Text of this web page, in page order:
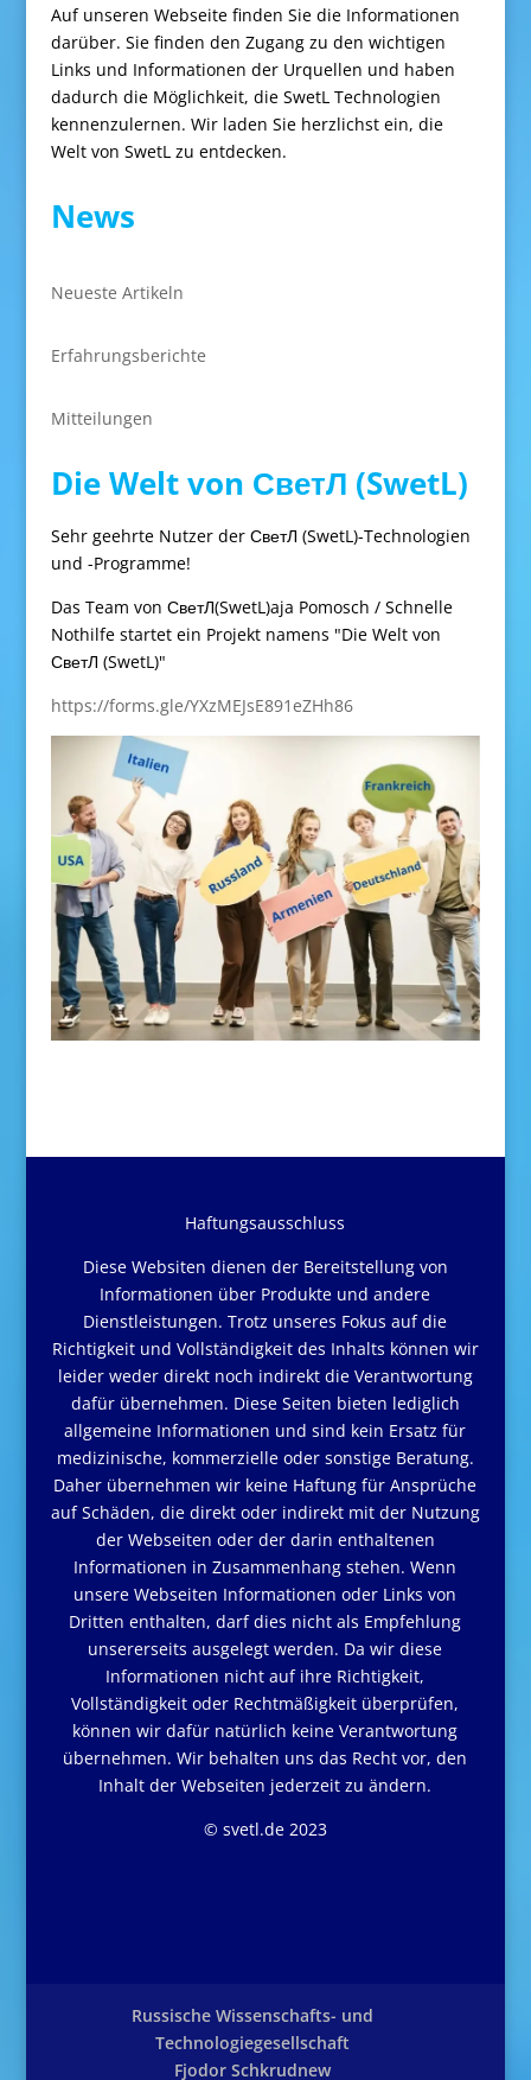
Auf unseren Webseite finden Sie die Informationen
darüber. Sie finden den Zugang zu den wichtigen
Links und Informationen der Urquellen und haben
dadurch die Möglichkeit, die SwetL Technologien
kennenzulernen. Wir laden Sie herzlichst ein, die
Welt von SwetL zu entdecken.
News
Neueste Artikeln
Erfahrungsberichte
Mitteilungen
Die Welt von СветЛ (SwetL)
Sehr geehrte Nutzer der СветЛ (SwetL)-Technologien
und -Programme!
Das Team von СветЛ(SwetL)aja Pomosch / Schnelle
Nothilfe startet ein Projekt namens "Die Welt von
СветЛ (SwetL)"
https://forms.gle/YXzMEJsE891eZHh86
Haftungsausschluss
Diese Websiten dienen der Bereitstellung von
Informationen über Produkte und andere
Dienstleistungen. Trotz unseres Fokus auf die
Richtigkeit und Vollständigkeit des Inhalts können wir
leider weder direkt noch indirekt die Verantwortung
dafür übernehmen. Diese Seiten bieten lediglich
allgemeine Informationen und sind kein Ersatz für
medizinische, kommerzielle oder sonstige Beratung.
Daher übernehmen wir keine Haftung für Ansprüche
auf Schäden, die direkt oder indirekt mit der Nutzung
der Webseiten oder der darin enthaltenen
Informationen in Zusammenhang stehen. Wenn
unsere Webseiten Informationen oder Links von
Dritten enthalten, darf dies nicht als Empfehlung
unsererseits ausgelegt werden. Da wir diese
Informationen nicht auf ihre Richtigkeit,
Vollständigkeit oder Rechtmäßigkeit überprüfen,
können wir dafür natürlich keine Verantwortung
übernehmen. Wir behalten uns das Recht vor, den
Inhalt der Webseiten jederzeit zu ändern.
© svetl.de 2023
Russische Wissenschafts- und
Technologiegesellschaft
Fjodor Schkrudnew